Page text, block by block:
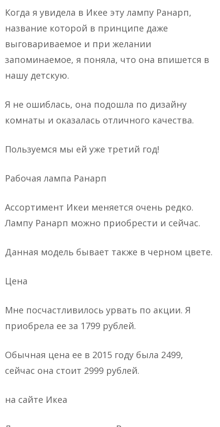
Когда я увидела в Икее эту лампу Ранарп,
название которой в принципе даже
выговариваемое и при желании
запоминаемое, я поняла, что она впишется в
нашу детскую.
Я не ошиблась, она подошла по дизайну
комнаты и оказалась отличного качества.
Пользуемся мы ей уже третий год!
Рабочая лампа Ранарп
Ассортимент Икеи меняется очень редко.
Лампу Ранарп можно приобрести и сейчас.
Данная модель бывает также в черном цвете.
Цена
Мне посчастливилось урвать по акции. Я
приобрела ее за 1799 рублей.
Обычная цена ее в 2015 году была 2499,
сейчас она стоит 2999 рублей.
на сайте Икеа